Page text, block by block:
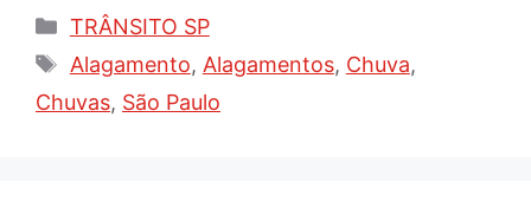
Categorias
TRÂNSITO SP
Tags
Alagamento, Alagamentos, Chuva,
Chuvas, São Paulo